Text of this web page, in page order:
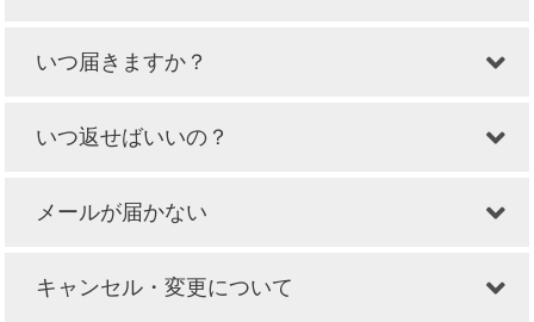
いつ届きますか？
いつ返せばいいの？
メールが届かない
キャンセル・変更について